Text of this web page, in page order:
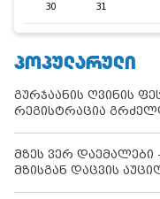
30
31
ᲞᲝᲞᲣᲚᲐᲠᲣᲚᲘ
გურჯაანის ღვინის
რეგისტრაცია
მზეს ვერ დაემალები
მზისგან დაცვის